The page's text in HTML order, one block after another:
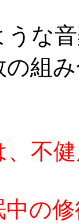
うな
組
不
の